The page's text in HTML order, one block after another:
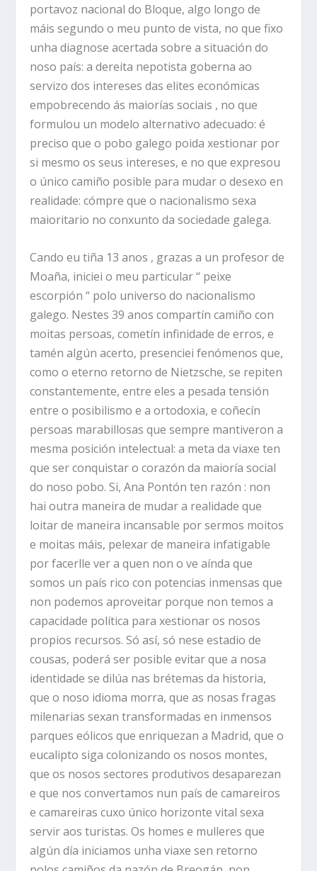
portavoz nacional do Bloque, algo longo de
máis segundo o meu punto de vista, no que fixo
unha diagnose acertada sobre a situación do
noso país: a dereita nepotista goberna ao
servizo dos intereses das elites económicas
empobrecendo ás maiorías sociais , no que
formulou un modelo alternativo adecuado: é
preciso que o pobo galego poida xestionar por
si mesmo os seus intereses, e no que expresou
o único camiño posible para mudar o desexo en
realidade: cómpre que o nacionalismo sexa
maioritario no conxunto da sociedade galega.
Cando eu tiña 13 anos , grazas a un profesor de
Moaña, iniciei o meu particular “ peixe
escorpión “ polo universo do nacionalismo
galego. Nestes 39 anos compartín camiño con
moitas persoas, cometín infinidade de erros, e
tamén algún acerto, presenciei fenómenos que,
como o eterno retorno de Nietzsche, se repiten
constantemente, entre eles a pesada tensión
entre o posibilismo e a ortodoxia, e coñecín
persoas marabillosas que sempre mantiveron a
mesma posición intelectual: a meta da viaxe ten
que ser conquistar o corazón da maioría social
do noso pobo. Si, Ana Pontón ten razón : non
hai outra maneira de mudar a realidade que
loitar de maneira incansable por sermos moitos
e moitas máis, pelexar de maneira infatigable
por facerlle ver a quen non o ve aínda que
somos un país rico con potencias inmensas que
non podemos aproveitar porque non temos a
capacidade política para xestionar os nosos
propios recursos. Só así, só nese estadio de
cousas, poderá ser posible evitar que a nosa
identidade se dilúa nas brétemas da historia,
que o noso idioma morra, que as nosas fragas
milenarias sexan transformadas en inmensos
parques eólicos que enriquezan a Madrid, que o
eucalipto siga colonizando os nosos montes,
que os nosos sectores produtivos desaparezan
e que nos convertamos nun país de camareiros
e camareiras cuxo único horizonte vital sexa
servir aos turistas. Os homes e mulleres que
algún día iniciamos unha viaxe sen retorno